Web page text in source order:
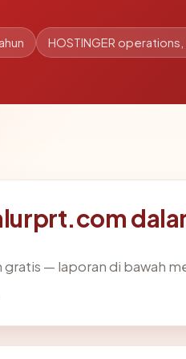
HOSTINGER operations,
— laporan di bawah